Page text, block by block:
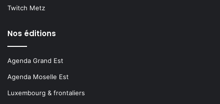
Twitch Metz
Nos éditions
Agenda Grand Est
Agenda Moselle Est
Luxembourg & frontaliers